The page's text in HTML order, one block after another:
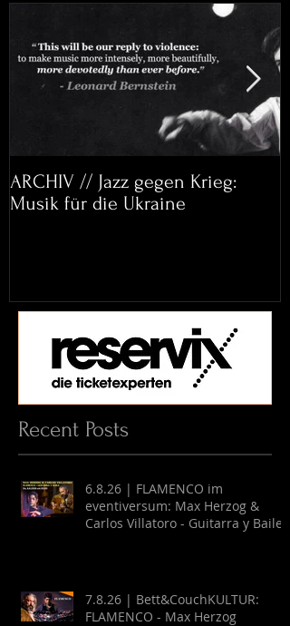
ARCHIV // Jazz gegen Krieg:
Musik für die Ukraine
Recent Posts
6.8.26 | FLAMENCO im
eventiversum: Max Herzog &
Carlos Villatoro - Guitarra y Baile
7.8.26 | Bett&CouchKULTUR:
FLAMENCO - Max Herzog